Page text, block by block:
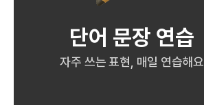
단어 문장 연습
자주 쓰는 표현, 매일 연습해요